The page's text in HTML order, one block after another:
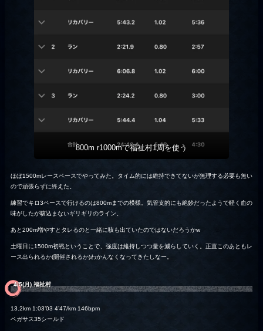
800m r1000mで福祉村1周を使う
ほぼ1500mレースペースでやってみた。タイム的には維持できてないが無理する必要も無い
ので頑張らずに終えた。
練習でキロ3ペースで行けるのは800mまでの模様。気管支的にも絶妙だったようで軽く血の
味がしたが咳込まないギリギリのライン。
あと200m増やすとタレるのと一緒に咳も出ていたのではないだろうかw
土曜日に1500m初戦ということで、強度は維持しつつ量を減らしていく。正直このあともレ
ース出られるか(開催されるか)わかんなくなってきたしなー。
4/5(月) 福祉村
13.2km 1:03’03 4’47/km 146bpm
ペガサス35シールド